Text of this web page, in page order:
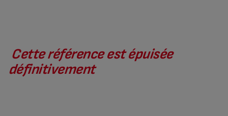
Cette référence est épuisée
définitivement